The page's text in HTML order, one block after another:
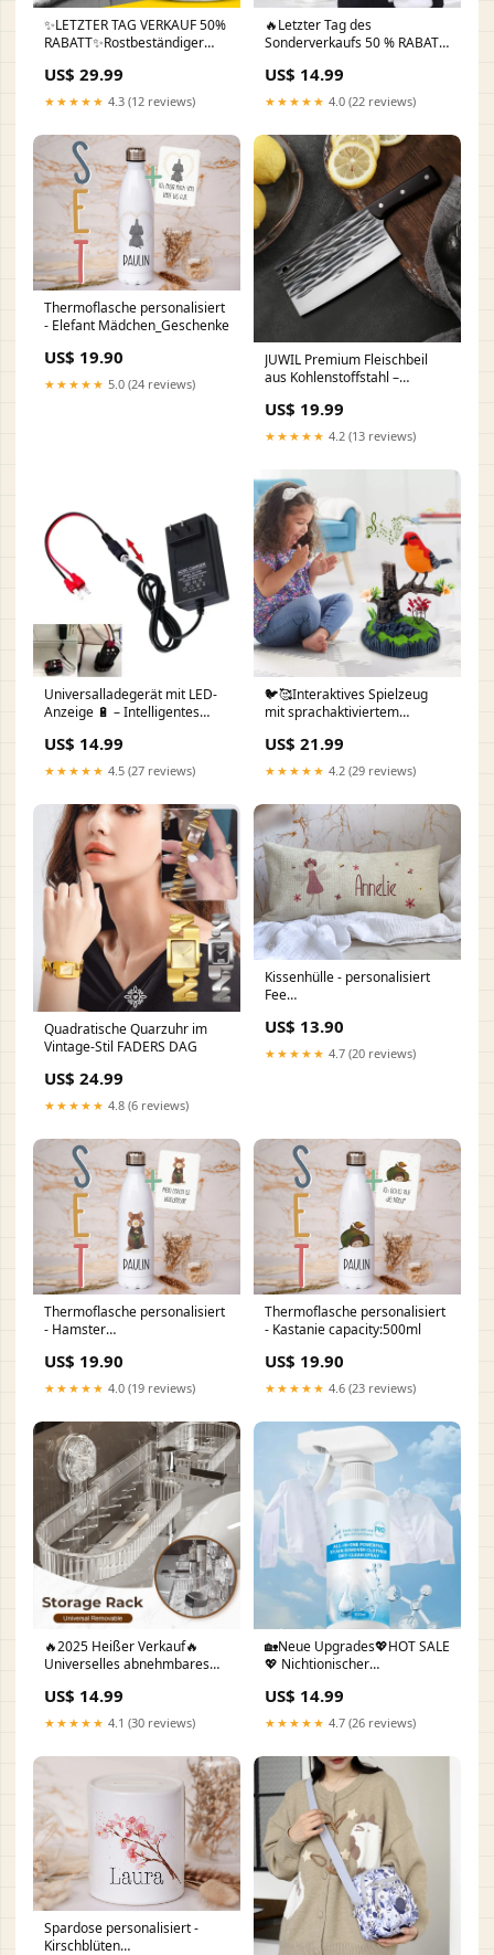
✨LETZTER TAG VERKAUF 50%
RABATT✨Rostbeständiger
US$ 29.99
★★★★★ 4.3 (12 reviews)
🔥Letzter Tag des
Sonderverkaufs 50 % RABATT
Kids & Gifts
US$ 14.99
★★★★★ 4.0 (22 reviews)
Thermoflasche personalisiert
- Elefant Mädchen_Geschenke
US$ 19.90
★★★★★ 5.0 (24 reviews)
JUWIL Premium Fleischbeil
aus Kohlenstoffstahl –
Hacka für Küche, Grill &
Outdoor quantity:🔥Kaufen 1
US$ 19.99
★★★★★ 4.2 (13 reviews)
Universalladegerät mit LED-
Anzeige 🔋 – Intelligentes
Elektrowerkzeuge wie
Bohrmaschinen, Rasenmäher
& mehr 🛠️✨ Geschenk
US$ 14.99
★★★★★ 4.5 (27 reviews)
🐦🥰Interaktives Spielzeug
mit sprachaktiviertem
Mengen:Kaufen Sie 2 und
erhalten Sie 1 gratis
US$ 21.99
★★★★★ 4.2 (29 reviews)
Quadratische Quarzuhr im
Vintage-Stil FADERS DAG
US$ 24.99
★★★★★ 4.8 (6 reviews)
Kissenhülle - personalisiert
Fee
US$ 13.90
★★★★★ 4.7 (20 reviews)
Thermoflasche personalisiert
- Hamster
US$ 19.90
★★★★★ 4.0 (19 reviews)
Thermoflasche personalisiert
- Kastanie capacity:500ml
US$ 19.90
★★★★★ 4.6 (23 reviews)
🔥2025 Heißer Verkauf🔥
Universelles abnehmbares
Wasserhähne FADERS DAG
US$ 14.99
★★★★★ 4.1 (30 reviews)
🏡Neue Upgrades💖HOT SALE
💖 Nichtionischer
Wäsche Frauen-Kleidung
US$ 14.99
★★★★★ 4.7 (26 reviews)
Spardose personalisiert -
Kirschblüten